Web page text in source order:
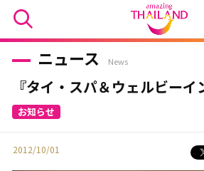
ニュース News
『タイ・スパ＆ウェルビー
2012/10/01